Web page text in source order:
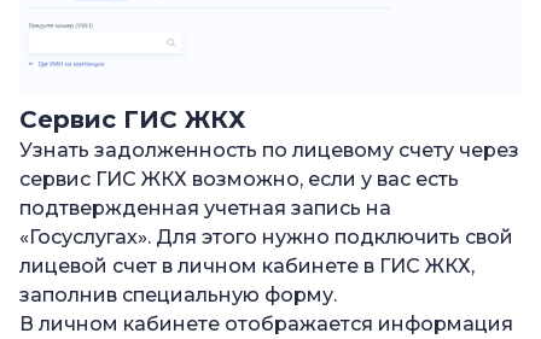
Сервис ГИС ЖКХ
Узнать задолженность по лицевому счету через
сервис ГИС ЖКХ возможно, если у вас есть
подтвержденная учетная запись на
«Госуслугах». Для этого нужно подключить свой
лицевой счет в личном кабинете в ГИС ЖКХ,
заполнив специальную форму.
В личном кабинете отображается информация